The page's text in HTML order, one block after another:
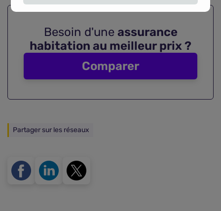
Besoin d'une assurance
habitation au meilleur prix ?
Comparer
Partager sur les réseaux